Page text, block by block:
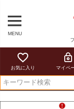
MENU
お気に入り マイペ